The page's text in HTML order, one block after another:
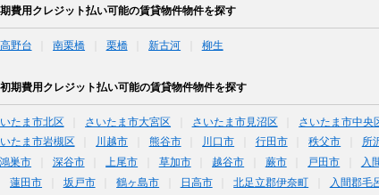
費用クレジット払い可能の賃貸物件物件を探す
野台 南栗橋 栗橋 新古河 柳生
期費用クレジット払い可能の賃貸物件物件を探す
たま市北区 さいたま市大宮区 さいたま市見沼区 さいたま市中央
たま市岩槻区 川越市 熊谷市 川口市 行田市 秩父市 所
鴻巣市 深谷市 上尾市 草加市 越谷市 蕨市 戸田市 入
蓮田市 坂戸市 鶴ヶ島市 日高市 北足立郡伊奈町 入間郡毛